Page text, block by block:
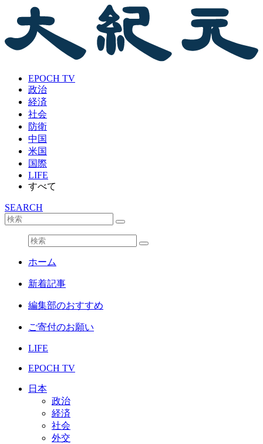
EPOCH TV
政治
経済
社会
防衛
中国
米国
国際
LIFE
すべて
SEARCH
ホーム
新着記事
編集部のおすすめ
ご寄付のお願い
LIFE
EPOCH TV
日本
政治
経済
社会
外交